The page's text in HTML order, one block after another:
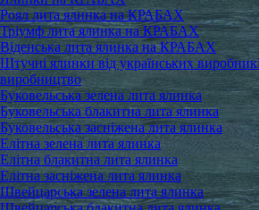
Роял лита ялинка на КРАБАХ
Тріумф лита ялинка на КРАБАХ
Віденська лита ялинка на КРАБАХ
Штучні ялинки від українських
виробництво
Буковельська зелена лита ялинка
Буковельська блакитна лита ялинка
Буковельська засніжена лита ялинка
Елітна зелена лита ялинка
Елітна блакитна лита ялинка
Елітна засніжена лита ялинка
Швейцарська зелена лита ялинка